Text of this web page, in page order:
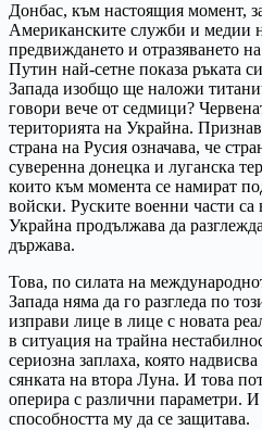
Донбас, към настоящия момент,
Американските служби и медии
предвиждането и отразяването
Путин най-сетне показа ръката
Запада изобщо ще наложи
говори вече от седмици?
територията на Украйна.
страна на Русия означава, че
суверенна донецка и луганска
които към момента се намират
войски. Руските военни части
Украйна продължава да
държава.
Това, по силата на
Запада няма да го разгледа по
изправи лице в лице с новата
в ситуация на трайна
сериозна заплаха, която
сянката на втора Луна. И това
оперира с различни параметри.
способността му да се защитава.